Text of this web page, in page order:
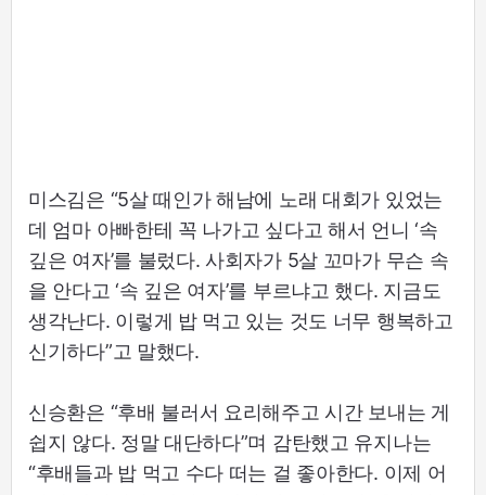
미스김은 “5살 때인가 해남에 노래 대회가 있었는
데 엄마 아빠한테 꼭 나가고 싶다고 해서 언니 ‘속
깊은 여자’를 불렀다. 사회자가 5살 꼬마가 무슨 속
을 안다고 ‘속 깊은 여자’를 부르냐고 했다. 지금도
생각난다. 이렇게 밥 먹고 있는 것도 너무 행복하고
신기하다”고 말했다.
신승환은 “후배 불러서 요리해주고 시간 보내는 게
쉽지 않다. 정말 대단하다”며 감탄했고 유지나는
“후배들과 밥 먹고 수다 떠는 걸 좋아한다. 이제 어